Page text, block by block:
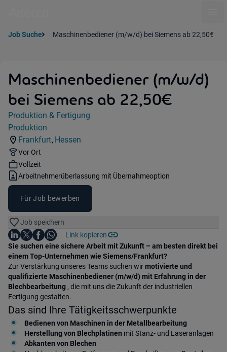
Job Suche Maschinenbediener (m/w/d) bei Siemens ab 22,50€
Maschinenbediener (m/w/d)
bei Siemens ab 22,50€
Jobdetails
Kategorie:
Produktion & Fertigung
Industry:
Produktion
Standorte:
Frankfurt,
Region:
Hessen
Remote Option:
Vor Ort
Workhours:
Vollzeit
Vertragsart:
Arbeitnehmerüberlassung mit Übernahmeoption
Für Job bewerben
Job speichern
Teile diesen Job
Auf LinkedIn teilen
Auf X teilen
Auf Facebook teilen
Auf WhatsApp teilen
Link kopieren
Einleitung
Sie suchen eine sichere Arbeit mit Zukunft – am besten direkt bei
einem Top-Unternehmen wie Siemens/Frankfurt?
Zur Verstärkung unseres Teams suchen wirmotivierte und
qualifizierte Maschinenbediener (m/w/d) mit Erfahrung in der
Blechbearbeitung , die mit uns die Zukunft der industriellen
Fertigung gestalten.
Das sind Ihre Tätigkeitsschwerpunkte
Bedienen von Maschinen in der Metallbearbeitung
Herstellung von Blechplatinen mit Stanz- und Laseranlagen
Abkanten von Blechen